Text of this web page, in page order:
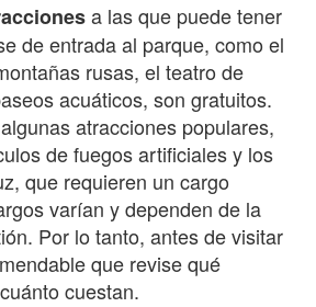
a las que puede tener
de entrada al parque, como el
rusas, el teatro de
acuáticos, son gratuitos.
atracciones populares,
de fuegos artificiales y los
que requieren un cargo
varían y dependen de la
Por lo tanto, antes de visitar
que revise qué
cuestan.